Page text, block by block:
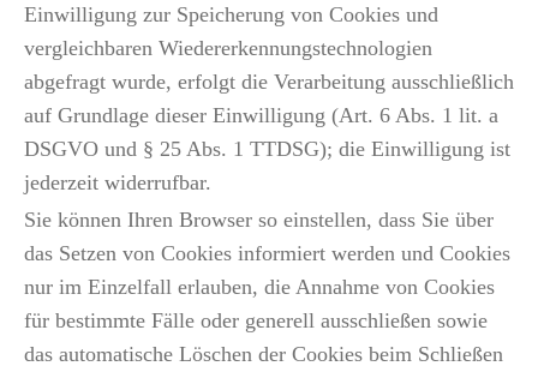
Einwilligung zur Speicherung von Cookies und
vergleichbaren Wiedererkennungstechnologien
abgefragt wurde, erfolgt die Verarbeitung ausschließlich
auf Grundlage dieser Einwilligung (Art. 6 Abs. 1 lit. a
DSGVO und § 25 Abs. 1 TTDSG); die Einwilligung ist
jederzeit widerrufbar.
Sie können Ihren Browser so einstellen, dass Sie über
das Setzen von Cookies informiert werden und Cookies
nur im Einzelfall erlauben, die Annahme von Cookies
für bestimmte Fälle oder generell ausschließen sowie
das automatische Löschen der Cookies beim Schließen